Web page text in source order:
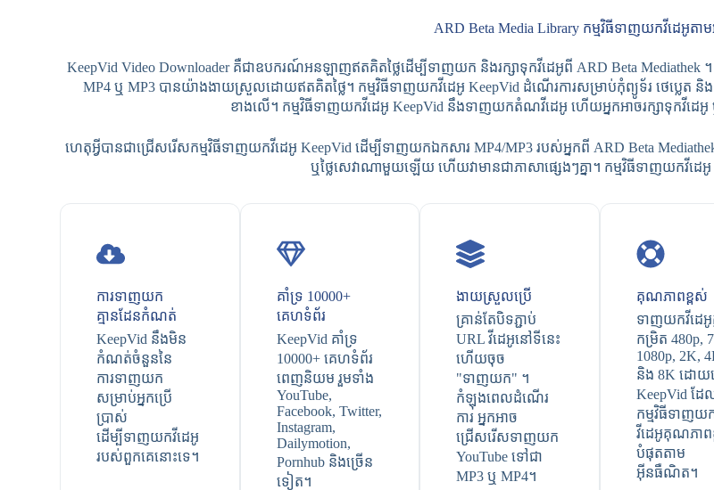
ARD Beta Media Library កម្មវិធីទាញយកវីដេអូត
KeepVid Video Downloader គឺជាឧបករណ៍អនឡាញឥតគិតថ្លៃដើម្បីទាញយក និងរក្សាទុកវីដេអូពី ARD Beta Mediathek
MP4 ឬ MP3 បានយ៉ាងងាយស្រួលដោយឥតគិតថ្លៃ។ កម្មវិធីទាញយកវីដេអូ KeepVid ដំណើរការសម្រាប់កុំព្យូទ័រ ថេប្លេត និ
ខាងលើ។ កម្មវិធីទាញយកវីដេអូ KeepVid នឹងទាញយកតំណវីដេអូ ហើយអ្នកអាចរក្សាទុកវីដេ
ហេតុអ្វីបានជាជ្រើសរើសកម្មវិធីទាញយកវីដេអូ KeepVid ដើម្បីទាញយកឯកសារ MP4/MP3 របស់អ្នកពី ARD Beta
ឬថ្លៃសេវាណាមួយឡើយ ហើយវាមានជាភាសាផ្សេងៗគ្នា។ កម្មវិធីទាញយកវីដេអូ
ការទាញយក
គ្មានដែនកំណត់
KeepVid នឹងមិន
កំណត់ចំនួននៃ
ការទាញយក
សម្រាប់អ្នកប្រើ
ប្រាស់
ដើម្បីទាញយកវីដេអូ
របស់ពួកគេនោះទេ។
គាំទ្រ 10000+
គេហទំព័រ
KeepVid គាំទ្រ
10000+ គេហទំព័រ
ពេញនិយម រួមទាំង
YouTube,
Facebook, Twitter,
Instagram,
Dailymotion,
Pornhub និងច្រើន
ទៀត។
ងាយស្រួល​ប្រើ
គ្រាន់តែបិទភ្ជាប់
URL វីដេអូនៅទីនេះ
ហើយចុច
"ទាញយក" ។
កំឡុងពេលដំណើរ
ការ អ្នកអាច
ជ្រើសរើសទាញយក
YouTube ទៅជា
MP3 ឬ MP4។
គុណភាព​ខ្ពស់
ទាញយកវីដេអូ
កម្រិត 480p,
1080p, 2K,
និង 8K ដោយប្
KeepVid ដែ
កម្មវិធីទាញយ
វីដេអូគុណភាព
បំផុតតាម
អ៊ីនធឺណិត។